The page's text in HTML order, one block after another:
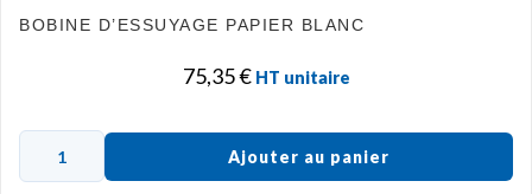
BOBINE D’ESSUYAGE PAPIER BLANC
75,35€ HT unitaire
Ajouter au panier